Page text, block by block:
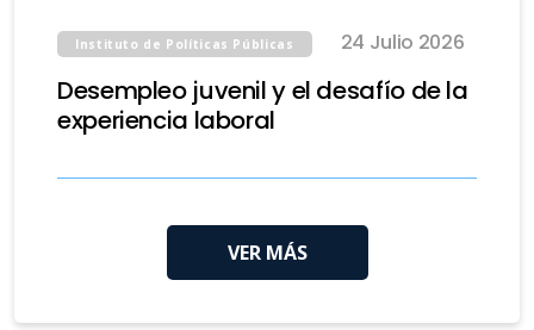
Instituto de Políticas Públicas 24 Julio 2026
Desempleo juvenil y el desafío de la
experiencia laboral
VER MÁS